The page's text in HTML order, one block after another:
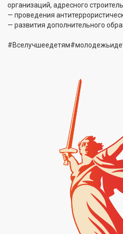
организаций, адресного
— проведения
— развития дополнительного